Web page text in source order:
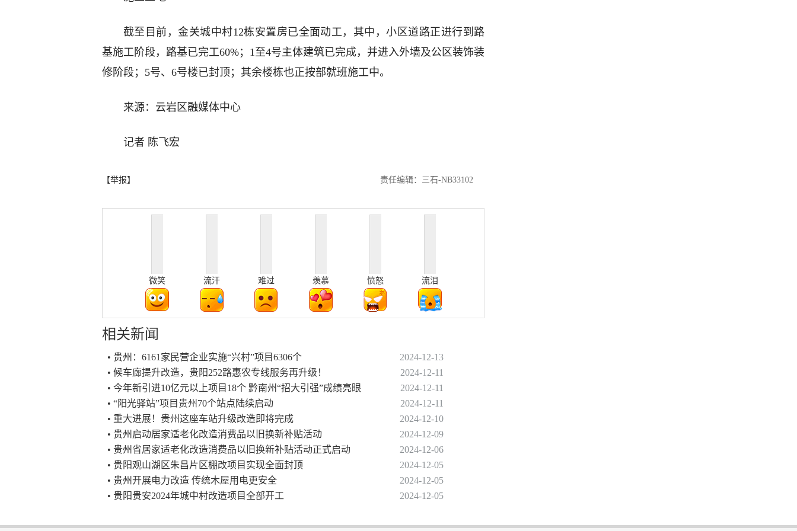
截至目前，金关城中村12栋安置房已全面动工，其中，小区道路正进行到路
基施工阶段，路基已完工60%；1至4号主体建筑已完成，并进入外墙及公区装饰装
修阶段；5号、6号楼已封顶；其余楼栋也正按部就班施工中。
来源：云岩区融媒体中心
记者 陈飞宏
【举报】 责任编辑：三石-NB33102
微笑 流汗 难过 羡慕 愤怒 流泪
相关新闻
• 贵州：6161家民营企业实施“兴村”项目6306个
2024-12-13
• 候车廊提升改造，贵阳252路惠农专线服务再升级！
2024-12-11
• 今年新引进10亿元以上项目18个 黔南州“招大引强”成绩亮眼
2024-12-11
• “阳光驿站”项目贵州70个站点陆续启动
2024-12-11
• 重大进展！贵州这座车站升级改造即将完成
2024-12-10
• 贵州启动居家适老化改造消费品以旧换新补贴活动
2024-12-09
• 贵州省居家适老化改造消费品以旧换新补贴活动正式启动
2024-12-06
• 贵阳观山湖区朱昌片区棚改项目实现全面封顶
2024-12-05
• 贵州开展电力改造 传统木屋用电更安全
2024-12-05
• 贵阳贵安2024年城中村改造项目全部开工
2024-12-05